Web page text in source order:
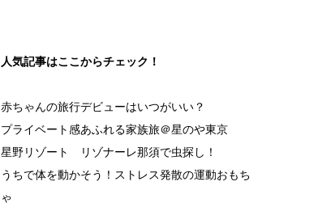
人気記事はここからチェック！
赤ちゃんの旅行デビューはいつがいい？
プライベート感あふれる家族旅＠星のや東京
星野リゾート リゾナーレ那須で虫探し！
うちで体を動かそう！ストレス発散の運動おもち
ゃ